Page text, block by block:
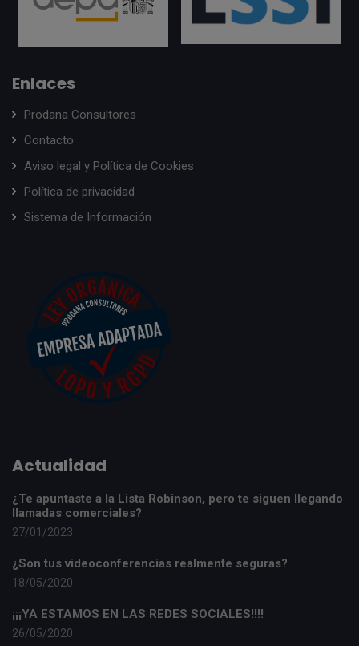
Enlaces
Prodana Consultores
Contacto
Aviso legal y Política de Cookies
Política de privacidad
Sistema de Información
Actualidad
¿Te apuntaste a la Lista Robinson, pero te siguen llegando
llamadas comerciales?
27/01/2023
¿Son tus videoconferencias realmente seguras?
18/05/2020
¡¡¡YA ESTAMOS EN LAS REDES SOCIALES!!!!
26/05/2020